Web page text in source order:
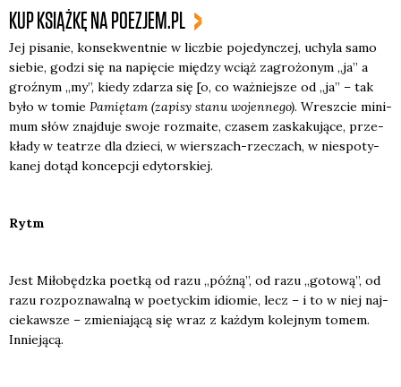
KUP KSIĄŻKĘ NA POEZJEM.PL
Jej pisa­nie, kon­se­kwent­nie w licz­bie poje­dyn­czej, uchy­la samo
sie­bie, godzi się na napię­cie mię­dzy wciąż zagro­żo­nym „ja” a
groź­nym „my”, kie­dy zda­rza się [o, co waż­niej­sze od „ja” – tak
było w tomie Pamię­tam (zapi­sy sta­nu wojen­ne­go). Wresz­cie mini­
mum słów znaj­du­je swo­je roz­ma­ite, cza­sem zaska­ku­ją­ce, prze­
kła­dy w teatrze dla dzie­ci, w wier­szach-rze­czach, w nie­spo­ty­
ka­nej dotąd kon­cep­cji edy­tor­skiej.
Rytm
Jest Miło­będz­ka poet­ką od razu „póź­ną”, od razu „goto­wą”, od
razu roz­po­zna­wal­ną w poetyc­kim idio­mie, lecz – i to w niej naj­
cie­kaw­sze – zmie­nia­ją­cą się wraz z każ­dym kolej­nym tomem.
Innie­ją­cą.